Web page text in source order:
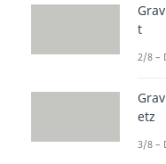
mit
t
2/8 –
etz
3/8 –